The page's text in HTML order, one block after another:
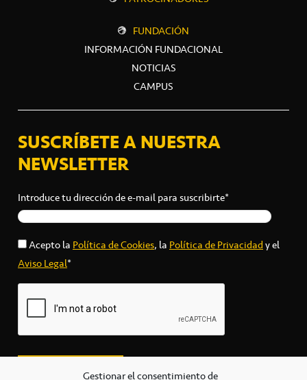
Gestionar el consentimiento de
FUNDACIÓN
INFORMACIÓN FUNDACIONAL
NOTICIAS
CAMPUS
SUSCRÍBETE A NUESTRA
NEWSLETTER
Introduce tu dirección de e-mail para suscribirte*
Acepto laPolítica de Cookies, laPolítica de Privacidady el
Aviso Legal*